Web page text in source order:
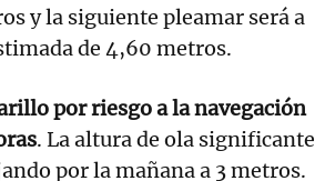
y la siguiente pleamar será a
de 4,60 metros.
por riesgo a la navegación
. La altura de ola significante
por la mañana a 3 metros.